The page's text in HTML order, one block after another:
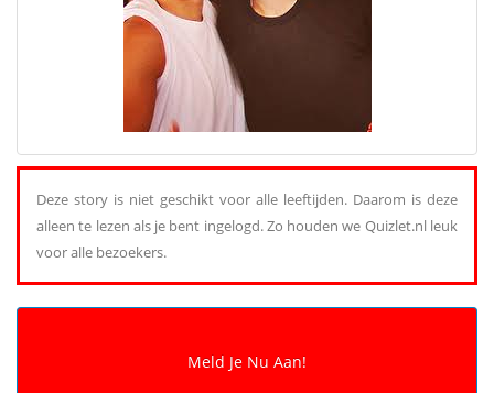
Deze story is niet geschikt voor alle leeftijden. Daarom is deze
alleen te lezen als je bent ingelogd. Zo houden we Quizlet.nl leuk
voor alle bezoekers.